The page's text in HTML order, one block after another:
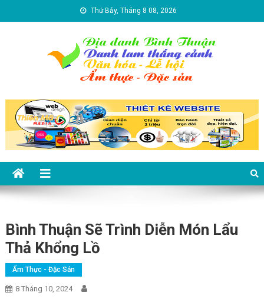
Thứ Bảy, Tháng 8 08, 2026
Địa danh Bình Thuận – Du lịch
Bình Thuận
Bình Thuận Sẽ Trình Diễn Món Lẩu
Thả Khổng Lồ
Ẩm Thực - Đặc Sản
8 Tháng 10, 2024